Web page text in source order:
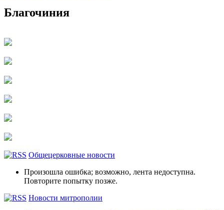
Благочиния
Общецерковные новости
Произошла ошибка; возможно, лента недоступна.
Повторите попытку позже.
Новости митрополии